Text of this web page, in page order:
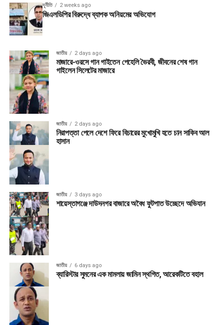
দূর্নীতি 2 weeks ago
জিএলডিপির বিরুদ্ধে ব্যাপক অনিয়মের অভিযোগ
জাতীয় 2 days ago
মাজারে-ওরসে গান গাইতেন পেহেলি ভৈরবী, জীবনের শেষ গান
গাইলেন সিলেটের মাজারে
জাতীয় 2 days ago
নিরাপত্তা পেলে দেশে ফিরে বিচারের মুখোমুখি হতে চান সাকিব আল
হাসান
জাতীয় 3 days ago
শায়েস্তাগঞ্জে দাউদনগর বাজারে অবৈধ ফুটপাত উচ্ছেদে অভিযান
জাতীয় 6 days ago
ব্যারিস্টার সুমনের এক মামলায় জামিন স্থগিত, আরেকটিতে বহাল